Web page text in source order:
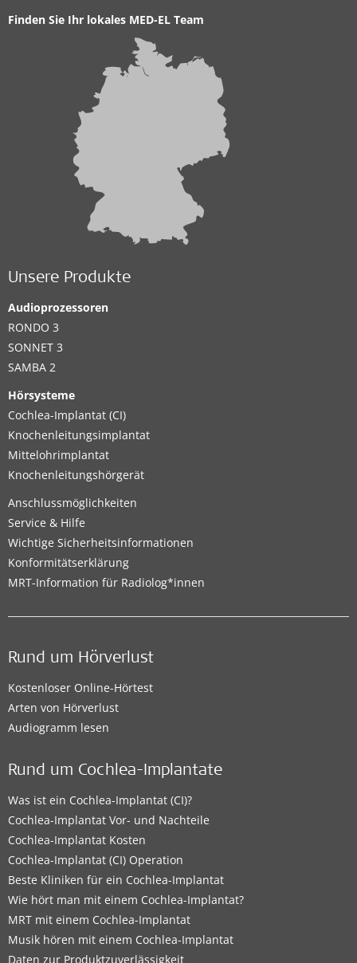
Finden Sie Ihr lokales MED-EL Team
Unsere Produkte
Audioprozessoren
RONDO 3
SONNET 3
SAMBA 2
Hörsysteme
Cochlea-Implantat (CI)
Knochenleitungsimplantat
Mittelohrimplantat
Knochenleitungshörgerät
Anschlussmöglichkeiten
Service & Hilfe
Wichtige Sicherheitsinformationen
Konformitätserklärung
MRT-Information für Radiolog*innen
Rund um Hörverlust
Kostenloser Online-Hörtest
Arten von Hörverlust
Audiogramm lesen
Rund um Cochlea-Implantate
Was ist ein Cochlea-Implantat (CI)?
Cochlea-Implantat Vor- und Nachteile
Cochlea-Implantat Kosten
Cochlea-Implantat (CI) Operation
Beste Kliniken für ein Cochlea-Implantat
Wie hört man mit einem Cochlea-Implantat?
MRT mit einem Cochlea-Implantat
Musik hören mit einem Cochlea-Implantat
Daten zur Produktzuverlässigkeit